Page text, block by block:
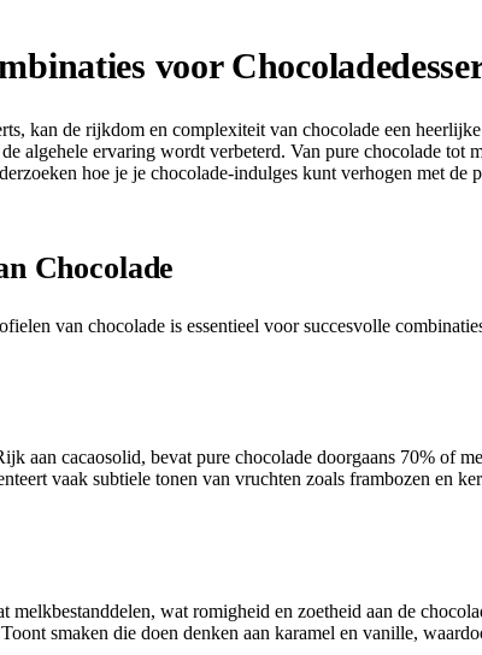
voor
kan de rijkdom en complexiteit van chocolade een
algehele ervaring wordt verbeterd. Van pure chocolade
hoe je je chocolade-indulges kunt verhogen met de
Chocolade
van chocolade is essentieel voor succesvolle
aan cacaosolid, bevat pure chocolade doorgaans 70% of
vaak subtiele tonen van vruchten zoals frambozen en
melkbestanddelen, wat romigheid en zoetheid aan de
smaken die doen denken aan karamel en vanille,